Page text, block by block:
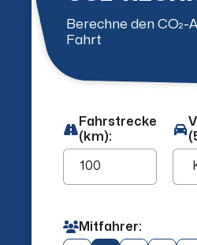
Berechne den CO₂-
Fahrt
Fahrstrecke
(km):
Mitfahrer: